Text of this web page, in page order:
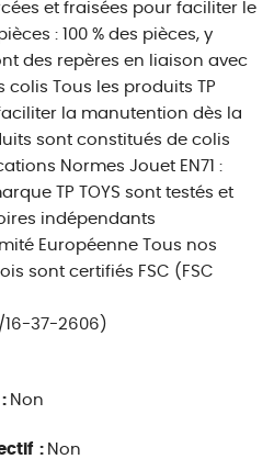
et fraisées pour faciliter le
: 100 % des pièces, y
des repères en liaison avec
colis Tous les produits TP
la manutention dès la
sont constitués de colis
Normes Jouet EN71 :
TP TOYS sont testés et
indépendants
Européenne Tous nos
sont certifiés FSC (FSC
16-37-2606)
Non
: Non